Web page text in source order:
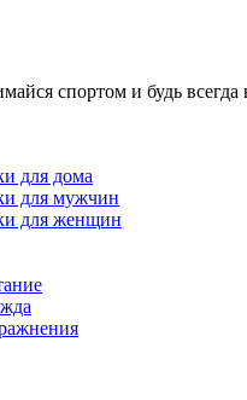
спортом и будь всегда
для дома
для мужчин
для женщин